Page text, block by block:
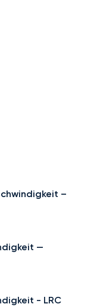
–
—
- LRC